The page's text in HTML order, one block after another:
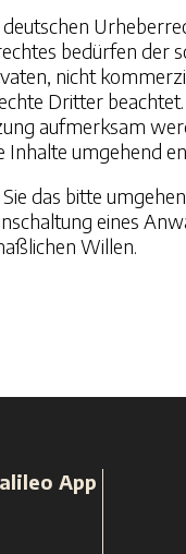
bedürfen der
nicht
Dritter
aufmerksam
umgehend
das bitte
eines
Willen.
App